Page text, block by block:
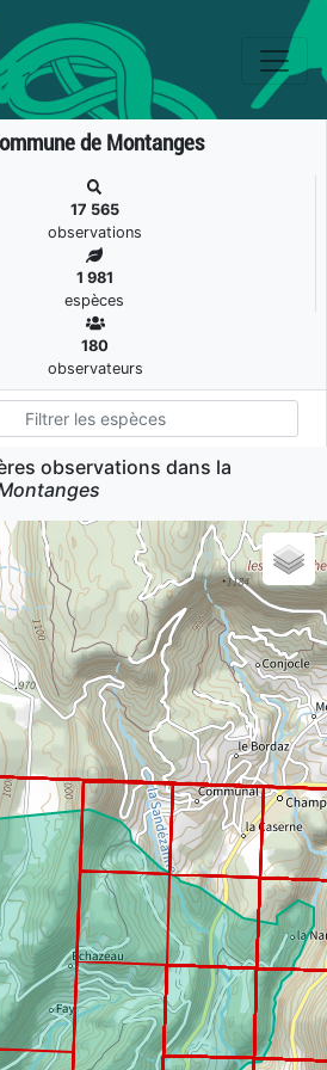
de Montanges
17 565
observations
1 981
espèces
180
observateurs
Grand rhinolophe
ferrumequinum
1774)
observations
observation en2025 Fiche espèce
Minioptère de
schreibersii(Nattererin
1817)
observations
observation en2025 Fiche espèce
Pinson des arbres
coelebsLinnaeus,
observations
observation en2025 Fiche espèce
Grillon des bois
sylvestris(Bosc, 1792)
observations
observation en2025 Fiche espèce
Merle noir
observations dans la